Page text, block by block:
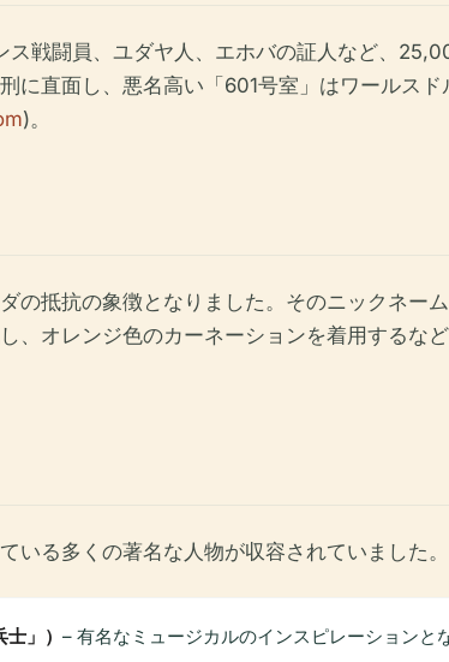
戦闘員、ユダヤ人、エホバの証人など、
に直面し、悪名高い「601号室」はワールス
)。
の抵抗の象徴となりました。そのニックネー
、オレンジ色のカーネーションを着用するな
いる多くの著名な人物が収容されていました。
」） – 有名なミュージカルのインスピレーションと